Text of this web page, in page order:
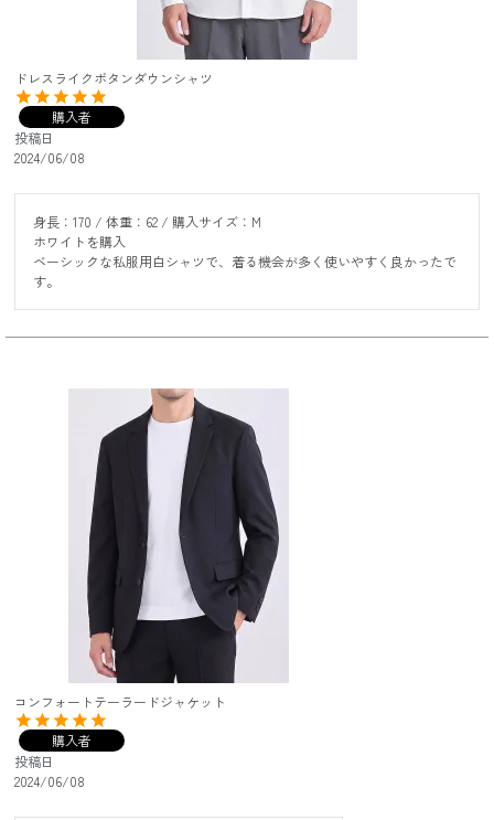
ドレスライクボタンダウンシャツ
購入者
投稿日
2024/06/08
身長：170 / 体重：62 / 購入サイズ：M
ホワイトを購入
ベーシックな私服用白シャツで、着る機会が多く使いやすく良かったで
す。
コンフォートテーラードジャケット
購入者
投稿日
2024/06/08